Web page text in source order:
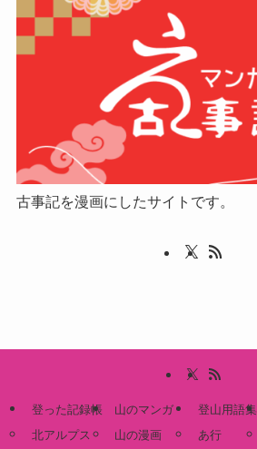
古事記を漫画にしたサイトです。
登った記録帳
北アルプス
山のマンガ
山の漫画
登山用語集
あ行